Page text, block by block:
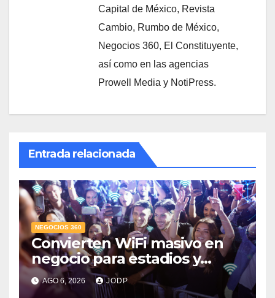
Capital de México, Revista
Cambio, Rumbo de México,
Negocios 360, El Constituyente,
así como en las agencias
Prowell Media y NotiPress.
Entrada relacionada
NEGOCIOS 360
Convierten WiFi masivo en
negocio para estadios y
festivales
AGO 6, 2026 JODP